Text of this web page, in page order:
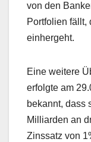
von den
Portfolien fällt,
einhergeht.
Eine weitere
erfolgte am
bekannt, dass
Milliarden an
Zinssatz von